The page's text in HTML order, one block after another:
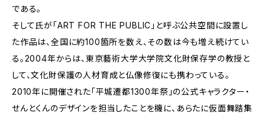
である。
そして氏が「ART FOR THE PUBLIC」と呼ぶ公共空間に設置し
た作品は、全国に約100箇所を数え、その数は今も増え続けてい
る。2004年からは、東京藝術大学大学院文化財保存学の教授と
して、文化財保護の人材育成と仏像修復にも携わっている。
2010年に開催された「平城遷都1300年祭」の公式キャラクター・
せんとくんのデザインを担当したことを機に、あらたに仮面舞踏集